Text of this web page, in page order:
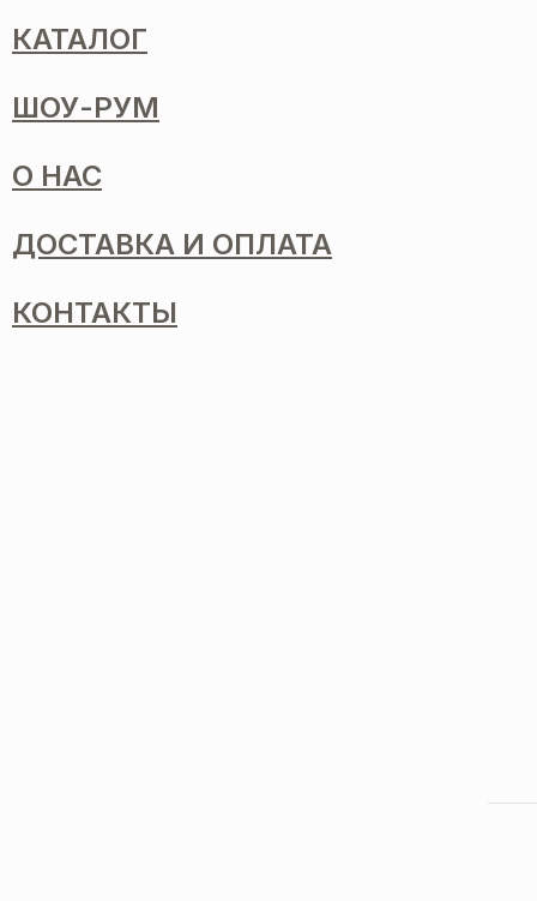
КАТАЛОГ
ШОУ-РУМ
О НАС
ДОСТАВКА И ОПЛАТА
КОНТАКТЫ